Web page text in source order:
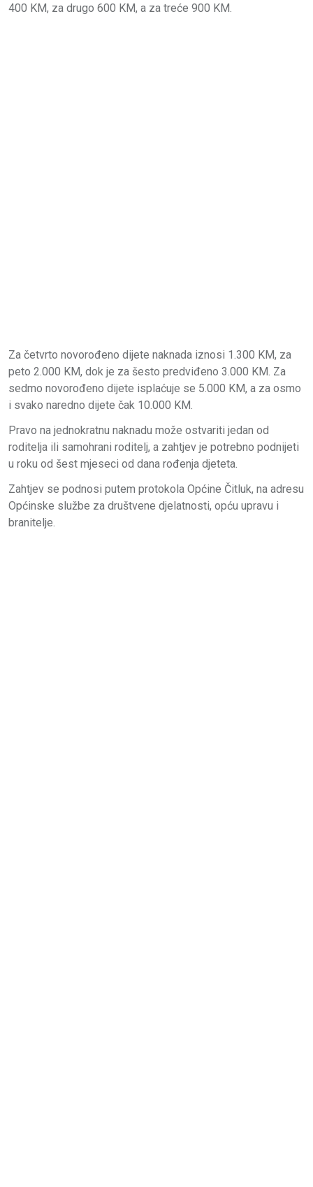
400 KM, za drugo 600 KM, a za treće 900 KM.
Za četvrto novorođeno dijete naknada iznosi 1.300 KM, za
peto 2.000 KM, dok je za šesto predviđeno 3.000 KM. Za
sedmo novorođeno dijete isplaćuje se 5.000 KM, a za osmo
i svako naredno dijete čak 10.000 KM.
Pravo na jednokratnu naknadu može ostvariti jedan od
roditelja ili samohrani roditelj, a zahtjev je potrebno podnijeti
u roku od šest mjeseci od dana rođenja djeteta.
Zahtjev se podnosi putem protokola Općine Čitluk, na adresu
Općinske službe za društvene djelatnosti, opću upravu i
branitelje.